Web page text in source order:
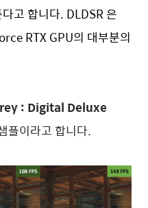
고 합니다. DLDSR 은
RTX GPU의 대부분의
: Digital Deluxe
플이라고 합니다.